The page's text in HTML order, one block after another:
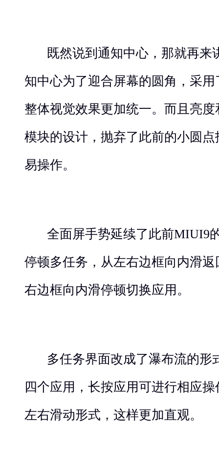
既然说到通知中心，那就再来
知中心为了迎合屏幕的圆角，采
整体视觉效果更加统一。而且亮
模块的设计，抛弃了此前的小圆
易操作。
全面屏手势延续了此前MIUI9
停顿多任务，从左右边框向内滑
右边框向内滑停顿切换应用。
多任务界面改成了瀑布流的形
四个应用，长按应用可进行相应
左右滑动形式，这样更加直观。